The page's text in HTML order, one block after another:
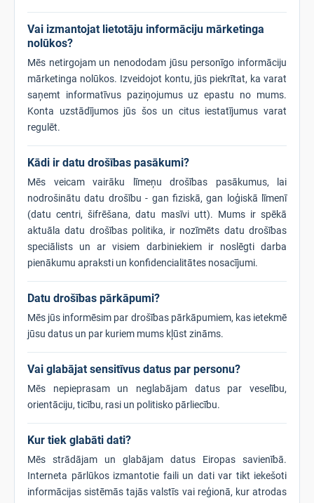
Vai izmantojat lietotāju informāciju mārketinga
nolūkos?
Mēs netirgojam un nenododam jūsu personīgo informāciju
mārketinga nolūkos. Izveidojot kontu, jūs piekrītat, ka varat
saņemt informatīvus paziņojumus uz epastu no mums.
Konta uzstādījumos jūs šos un citus iestatījumus varat
regulēt.
Kādi ir datu drošības pasākumi?
Mēs veicam vairāku līmeņu drošības pasākumus, lai
nodrošinātu datu drošību - gan fiziskā, gan loģiskā līmenī
(datu centri, šifrēšana, datu masīvi utt). Mums ir spēkā
aktuāla datu drošības politika, ir nozīmēts datu drošības
speciālists un ar visiem darbiniekiem ir noslēgti darba
pienākumu apraksti un konfidencialitātes nosacījumi.
Datu drošības pārkāpumi?
Mēs jūs informēsim par drošības pārkāpumiem, kas ietekmē
jūsu datus un par kuriem mums kļūst zināms.
Vai glabājat sensitīvus datus par personu?
Mēs nepieprasam un neglabājam datus par veselību,
orientāciju, ticību, rasi un politisko pārliecību.
Kur tiek glabāti dati?
Mēs strādājam un glabājam datus Eiropas savienībā.
Interneta pārlūkos izmantotie faili un dati var tikt iekešoti
informācijas sistēmās tajās valstīs vai reģionā, kur atrodas